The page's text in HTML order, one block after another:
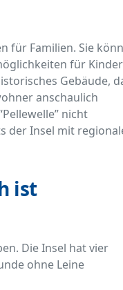
für Familien. Sie
für Kinder
Gebäude,
anschaulich
nicht
der Insel mit
ist
Die Insel hat vier
ohne Leine